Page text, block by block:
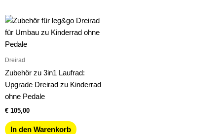
Dreirad
Zubehör zu 3in1 Laufrad:
Upgrade Dreirad zu Kinderrad
ohne Pedale
€ 105,00
In den Warenkorb